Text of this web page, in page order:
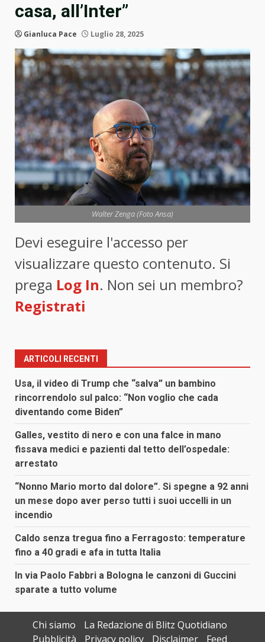
casa, all’Inter”
Gianluca Pace Luglio 28, 2025
Walter Zenga (Foto Ansa)
Devi eseguire l'accesso per
visualizzare questo contenuto. Si
prega Log In. Non sei un membro?
Registrati
ARTICOLI RECENTI
Usa, il video di Trump che “salva” un bambino
rincorrendolo sul palco: “Non voglio che cada
diventando come Biden”
Galles, vestito di nero e con una falce in mano
fissava medici e pazienti dal tetto dell’ospedale:
arrestato
“Nonno Mario morto dal dolore”. Si spegne a 92 anni
un mese dopo aver perso tutti i suoi uccelli in un
incendio
Caldo senza tregua fino a Ferragosto: temperature
fino a 40 gradi e afa in tutta Italia
In via Paolo Fabbri a Bologna le canzoni di Guccini
sparate a tutto volume
Chi siamo
La Redazione di Blitz Quotidiano
Pubblicità
Privacy policy Disclaimer Feed